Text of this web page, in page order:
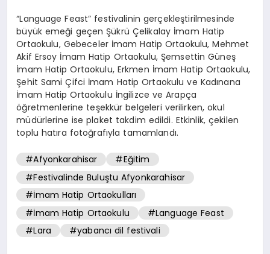
“Language Feast” festivalinin gerçekleştirilmesinde
büyük emeği geçen Şükrü Çelikalay İmam Hatip
Ortaokulu, Gebeceler İmam Hatip Ortaokulu, Mehmet
Akif Ersoy İmam Hatip Ortaokulu, Şemsettin Güneş
İmam Hatip Ortaokulu, Erkmen İmam Hatip Ortaokulu,
Şehit Sami Çifci İmam Hatip Ortaokulu ve Kadınana
İmam Hatip Ortaokulu İngilizce ve Arapça
öğretmenlerine teşekkür belgeleri verilirken, okul
müdürlerine ise plaket takdim edildi. Etkinlik, çekilen
toplu hatıra fotoğrafıyla tamamlandı.
#Afyonkarahisar
#Eğitim
#Festivalinde Buluştu Afyonkarahisar
#İmam Hatip Ortaokulları
#İmam Hatip Ortaokulu
#Language Feast
#Lara
#yabancı dil festivali